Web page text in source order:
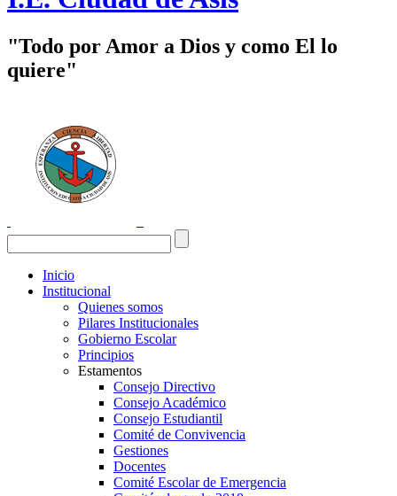
"Todo por Amor a Dios y como El lo
quiere"
Inicio
Institucional
Quienes somos
Pilares Institucionales
Gobierno Escolar
Principios
Estamentos
Consejo Directivo
Consejo Académico
Consejo Estudiantil
Comité de Convivencia
Gestiones
Docentes
Comité Escolar de Emergencia